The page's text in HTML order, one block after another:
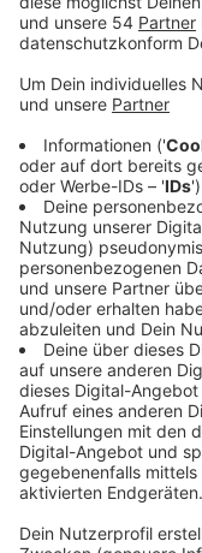
Anzeige
Die Situation sei
aber in der
Rückgang der
die
entscheidender
sportpolitischer
Insgesamt seien
gut 2.500
Schwimm- und
sich abgemeldet.
Fraktionen
junge Generation
Öffnung der
Vereinssportler